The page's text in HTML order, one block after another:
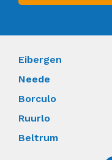
Eibergen
Neede
Borculo
Ruurlo
Beltrum